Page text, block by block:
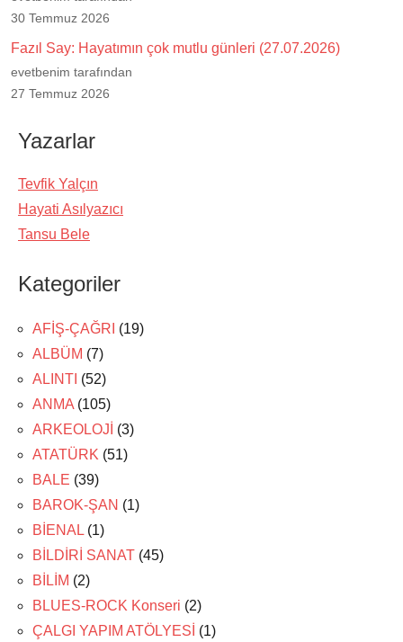
30 Temmuz 2026
Fazıl Say: Hayatımın çok mutlu günleri (27.07.2026)
evetbenim tarafından
27 Temmuz 2026
Yazarlar
Tevfik Yalçın
Hayati Asılyazıcı
Tansu Bele
Kategoriler
AFİŞ-ÇAĞRI (19)
ALBÜM (7)
ALINTI (52)
ANMA (105)
ARKEOLOJİ (3)
ATATÜRK (51)
BALE (39)
BAROK-ŞAN (1)
BİENAL (1)
BİLDİRİ SANAT (45)
BİLİM (2)
BLUES-ROCK Konseri (2)
ÇALGI YAPIM ATÖLYESİ (1)